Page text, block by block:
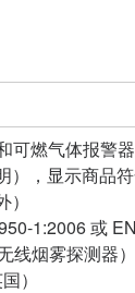
燃气体报警
，显示商品
1:2006 或
烟雾探测器）
）